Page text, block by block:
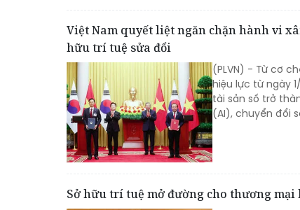
Việt Nam quyết liệt ngăn chặn hành vi
hữu trí tuệ sửa đổi
(PLVN) - Từ cơ
hiệu lực từ ngày
tài sản số trở
(AI), chuyển đổi
Sở hữu trí tuệ mở đường cho thương